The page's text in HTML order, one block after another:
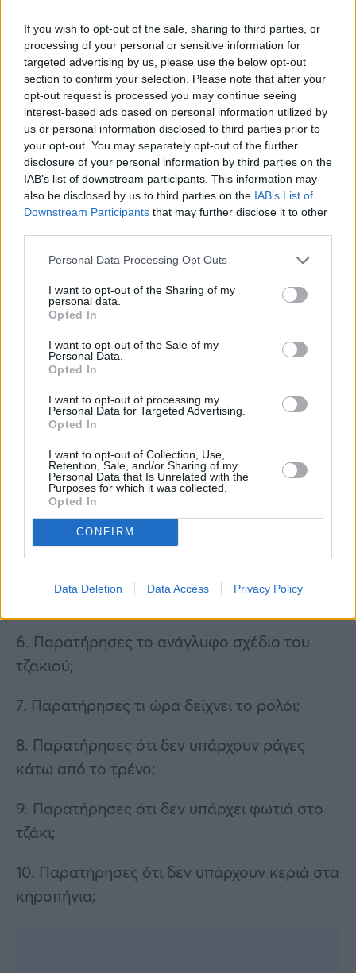
If you wish to opt-out of the sale, sharing to third parties, or
processing of your personal or sensitive information for
targeted advertising by us, please use the below opt-out
section to confirm your selection. Please note that after your
opt-out request is processed you may continue seeing
interest-based ads based on personal information utilized by
us or personal information disclosed to third parties prior to
your opt-out. You may separately opt-out of the further
disclosure of your personal information by third parties on the
IAB’s list of downstream participants. This information may
also be disclosed by us to third parties on the IAB’s List of
Downstream Participants that may further disclose it to other
Personal Data Processing Opt Outs
I want to opt-out of the Sharing of my
personal data.
Opted In
I want to opt-out of the Sale of my
Personal Data.
Opted In
I want to opt-out of processing my
Personal Data for Targeted Advertising.
Opted In
I want to opt-out of Collection, Use,
Retention, Sale, and/or Sharing of my
Personal Data that Is Unrelated with the
Purposes for which it was collected.
Opted In
CONFIRM
Data Deletion Data Access Privacy Policy
το τρένο;
3. Παρατήρησες τα κηροπήγια επάνω στο
τζάκι;
4. Παρατήρησες το ιδιαίτερο ξύλινο μοτίβο
στον τοίχο;
5. Παρατήρησες τους σχηματισμούς του
ξύλου στο πάτωμα;
6. Παρατήρησες το ανάγλυφο σχέδιο του
τζακιού;
7. Παρατήρησες τι ώρα δείχνει το ρολόι;
8. Παρατήρησες ότι δεν υπάρχουν ράγες
κάτω από το τρένο;
9. Παρατήρησες ότι δεν υπάρχει φωτιά στο
τζάκι;
10. Παρατήρησες ότι δεν υπάρχουν κεριά στα
κηροπήγια;